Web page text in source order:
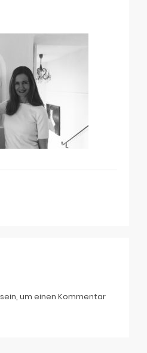
sein, um einen Kommentar